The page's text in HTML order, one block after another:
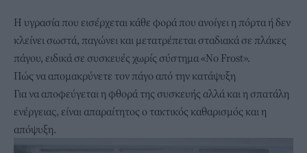
Η υγρασία που εισέρχεται κάθε φορά που ανοίγει η πόρτα ή δεν
κλείνει σωστά, παγώνει και μετατρέπεται σταδιακά σε πλάκες
πάγου, ειδικά σε συσκευές χωρίς σύστημα «No Frost».
Πώς να απομακρύνετε τον πάγο από την κατάψυξη
Για να αποφεύγεται η φθορά της συσκευής αλλά και η σπατάλη
ενέργειας, είναι απαραίτητος ο τακτικός καθαρισμός και η
απόψυξη.